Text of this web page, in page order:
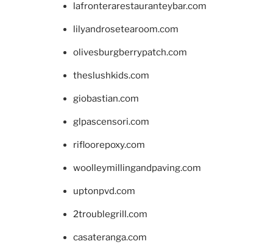
lafronterarestauranteybar.com
lilyandrosetearoom.com
olivesburgberrypatch.com
theslushkids.com
giobastian.com
glpascensori.com
rifloorepoxy.com
woolleymillingandpaving.com
uptonpvd.com
2troublegrill.com
casateranga.com